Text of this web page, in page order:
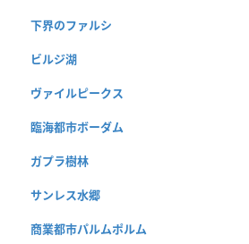
下界のファルシ
ビルジ湖
ヴァイルピークス
臨海都市ボーダム
ガプラ樹林
サンレス水郷
商業都市パルムポルム